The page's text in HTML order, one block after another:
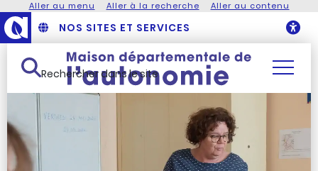
Aller au menu Aller à la recherche Aller au contenu
NOS SITES ET SERVICES
Rechercher dans le site